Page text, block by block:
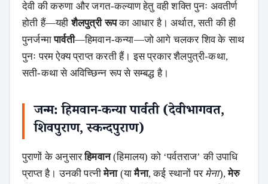
देवी की करुणा और जगत‑कल्याण हेतु वही शक्ति पुनः अवतीर्ण
होती हैं—यहीशैलपुत्री रूपका आधार है। अर्थात, सती की ही
पुनर्जन्मापार्वती—हिमवान‑कन्या—जो आगे चलकर शिव के साथ
पुनः परम ऐक्य प्राप्त करती हैं। इस प्रकार शैलपुत्री‑कथा,
सती‑कथा से अविच्छिन्न रूप से सम्बद्ध है।
जन्म: हिमवान‑कन्या पार्वती (देवीभागवत,
शिवपुराण, स्कन्दपुराण)
पुराणों के अनुसारहिमवान(हिमालय) को ‘पर्वतराज’ की उपाधि
प्राप्त है। उनकी पत्नीमेना(यामैना, कई स्थानों पर मेना),मेरु